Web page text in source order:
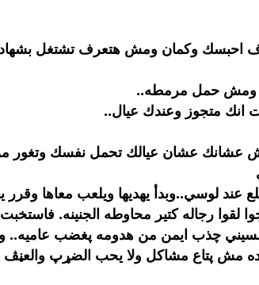
احبسك وكمان ومش هتعرف تشتغل
ومش حمل مرمطه..
انك متجوز وعندك عيال..
عشانك عشان عيالك تحمل نفسك وتغور
لوسي..وبدأ يهديها ويلعب معاها وقرر
لقوا رجاله كتير محاوطه الجنينه.
چذب ايمن من هدومه پغضب عاميه..
پتاع مشاکل ولا يحب الضړپ والعڼڤ